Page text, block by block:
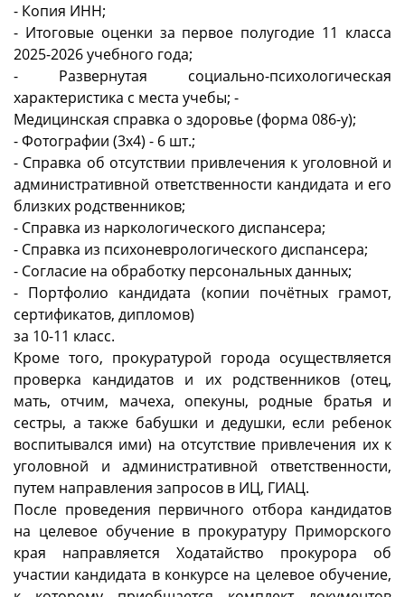
- Копия ИНН;
- Итоговые оценки за первое полугодие 11 класса
2025-2026 учебного года;
- Развернутая социально-психологическая
характеристика с места учебы; -
Медицинская справка о здоровье (форма 086-у);
- Фотографии (3x4) - 6 шт.;
- Справка об отсутствии привлечения к уголовной и
административной ответственности кандидата и его
близких родственников;
- Справка из наркологического диспансера;
- Справка из психоневрологического диспансера;
- Согласие на обработку персональных данных;
- Портфолио кандидата (копии почётных грамот,
сертификатов, дипломов)
за 10-11 класс.
Кроме того, прокуратурой города осуществляется
проверка кандидатов и их родственников (отец,
мать, отчим, мачеха, опекуны, родные братья и
сестры, а также бабушки и дедушки, если ребенок
воспитывался ими) на отсутствие привлечения их к
уголовной и административной ответственности,
путем направления запросов в ИЦ, ГИАЦ.
После проведения первичного отбора кандидатов
на целевое обучение в прокуратуру Приморского
края направляется Ходатайство прокурора об
участии кандидата в конкурсе на целевое обучение,